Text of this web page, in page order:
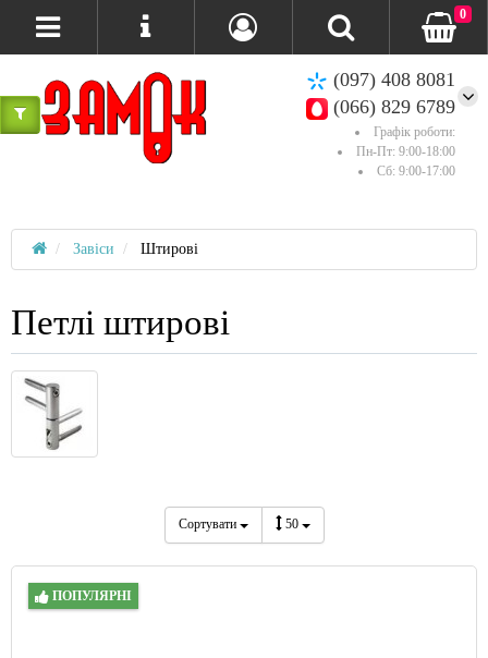
(097) 408 8081
(066) 829 6789
Графік роботи:
Пн-Пт: 9:00-18:00
Сб: 9:00-17:00
0
Завіси Штирові
Петлі штирові
Сортувати 50
ПОПУЛЯРНІ